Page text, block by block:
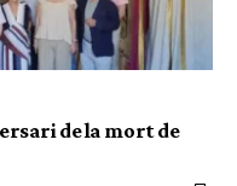
de la mort de